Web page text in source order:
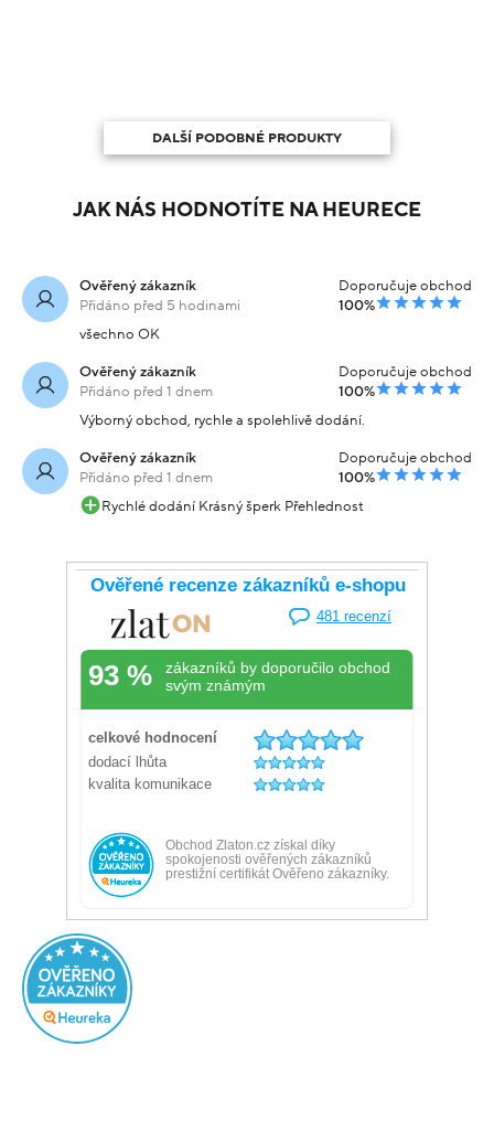
DALŠÍ PODOBNÉ PRODUKTY
JAK NÁS HODNOTÍTE NA HEURECE
Ověřený zákazník
Přidáno před 5 hodinami
Doporučuje obchod
100%
všechno OK
Ověřený zákazník
Přidáno před 1 dnem
Doporučuje obchod
100%
Výborný obchod, rychle a spolehlivě dodání.
Ověřený zákazník
Přidáno před 1 dnem
Doporučuje obchod
100%
Rychlé dodání Krásný šperk Přehlednost